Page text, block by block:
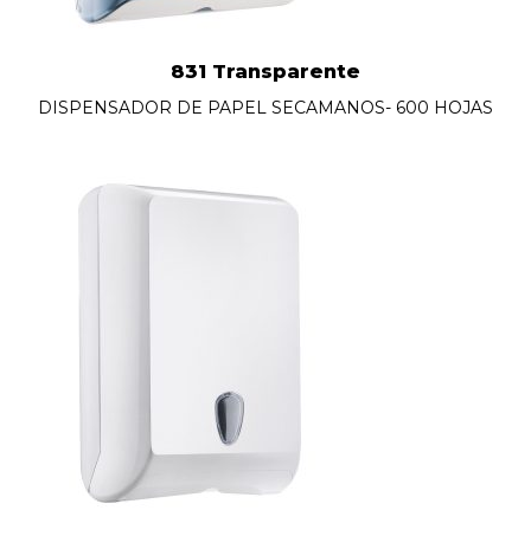
831 Transparente
DISPENSADOR DE PAPEL SECAMANOS- 600 HOJAS